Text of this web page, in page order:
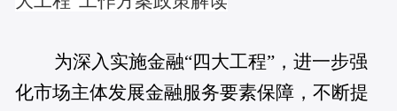
为深入实施金融“四大工程”，进一步强
化市场主体发展金融服务要素保障，不断提